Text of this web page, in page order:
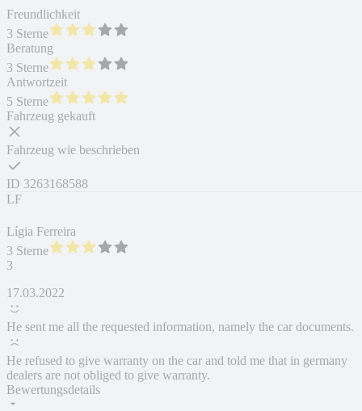
Freundlichkeit
3 Sterne
Beratung
3 Sterne
Antwortzeit
5 Sterne
Fahrzeug gekauft
Fahrzeug wie beschrieben
ID 3263168588
LF
Lígia Ferreira
3 Sterne
3
17.03.2022
He sent me all the requested information, namely the car documents.
He refused to give warranty on the car and told me that in germany
dealers are not obliged to give warranty.
Bewertungsdetails